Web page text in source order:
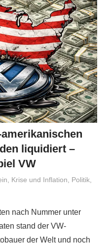
liquidiert –
VW
, Krise und Inflation, Politik,
nach Nummer unter
stand der VW-
der Welt und noch